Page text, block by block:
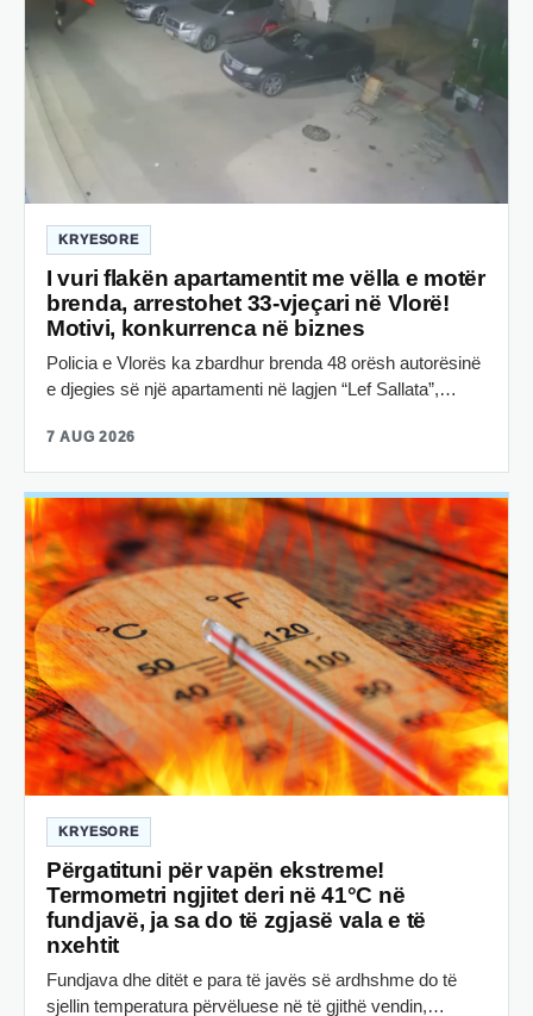
KRYESORE
I vuri flakën apartamentit me vëlla e motër
brenda, arrestohet 33-vjeçari në Vlorë!
Motivi, konkurrenca në biznes
Policia e Vlorës ka zbardhur brenda 48 orësh autorësinë
e djegies së një apartamenti në lagjen “Lef Sallata”,…
7 AUG 2026
KRYESORE
Përgatituni për vapën ekstreme!
Termometri ngjitet deri në 41°C në
fundjavë, ja sa do të zgjasë vala e të
nxehtit
Fundjava dhe ditët e para të javës së ardhshme do të
sjellin temperatura përvëluese në të gjithë vendin,…